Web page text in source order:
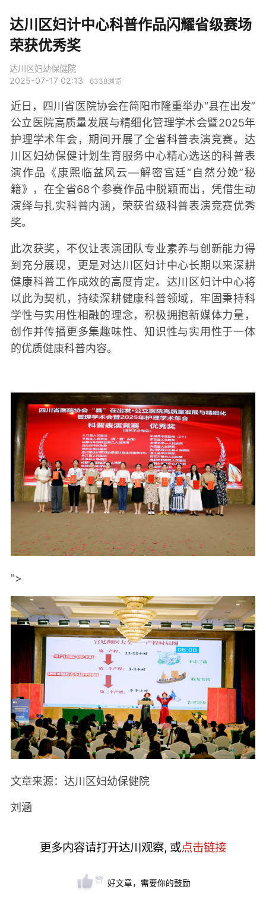
达川区妇计中心科普作品闪耀省级赛场
荣获优秀奖
达川区妇幼保健院
2025-07-17 02:13
6338浏览
近日，四川省医院协会在简阳市隆重举办“县在出发”
公立医院高质量发展与精细化管理学术会暨2025年
护理学术年会，期间开展了全省科普表演竞赛。达
川区妇幼保健计划生育服务中心精心选送的科普表
演作品《康熙临盆风云—解密宫廷“自然分娩”秘
籍》，在全省68个参赛作品中脱颖而出，凭借生动
演绎与扎实科普内涵，荣获省级科普表演竞赛优秀
奖。
此次获奖，不仅让表演团队专业素养与创新能力得
到充分展现，更是对达川区妇计中心长期以来深耕
健康科普工作成效的高度肯定。达川区妇计中心将
以此为契机，持续深耕健康科普领域，牢固秉持科
学性与实用性相融的理念，积极拥抱新媒体力量，
创作并传播更多集趣味性、知识性与实用性于一体
的优质健康科普内容。
">
文章来源：达川区妇幼保健院
刘涵
更多内容请打开达川观察, 或点击链接
赞 好文章，需要你的鼓励